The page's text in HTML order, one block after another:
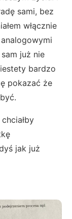
sami, bez
włącznie
już nie
bardzo
pokazać że
jak już